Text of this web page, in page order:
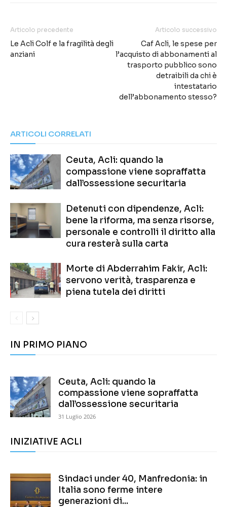
Articolo precedente
Le Acli Colf e la fragilità degli
anziani
Articolo successivo
Caf Acli, le spese per
l’acquisto di abbonamenti al
trasporto pubblico sono
detraibili da chi è
intestatario
dell’abbonamento stesso?
ARTICOLI CORRELATI
Ceuta, Acli: quando la
compassione viene sopraffatta
dall’ossessione securitaria
Detenuti con dipendenze, Acli:
bene la riforma, ma senza risorse,
personale e controlli il diritto alla
cura resterà sulla carta
Morte di Abderrahim Fakir, Acli:
servono verità, trasparenza e
piena tutela dei diritti
IN PRIMO PIANO
Ceuta, Acli: quando la
compassione viene sopraffatta
dall’ossessione securitaria
31 Luglio 2026
INIZIATIVE ACLI
Sindaci under 40, Manfredonia: in
Italia sono ferme intere
generazioni di...